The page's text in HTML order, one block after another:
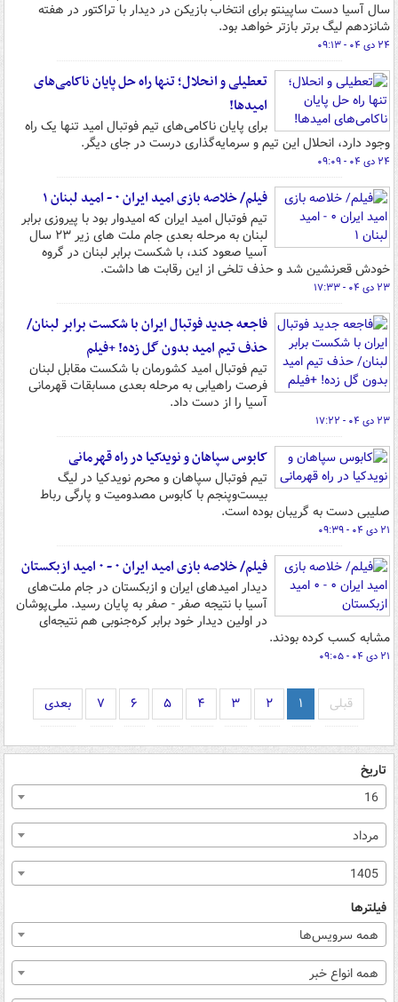
سال آسیا دست ساپینتو برای انتخاب بازیکن در دیدار با تراکتور در هفته
شانزدهم لیگ برتر بازتر خواهد بود.
۲۴ دی ۰۴ - ۰۹:۱۳
تعطیلی و انحلال؛ تنها راه حل پایان ناکامی‌های
امیدها!
برای پایان ناکامی‌های تیم فوتبال امید تنها یک راه
وجود دارد، انحلال این تیم و سرمایه‌گذاری درست در جای دیگر.
۲۴ دی ۰۴ - ۰۹:۰۹
فیلم/ خلاصه بازی امید ایران ۰ - امید لبنان ۱
تیم فوتبال امید ایران که امیدوار بود با پیروزی برابر
لبنان به مرحله بعدی جام ملت های زیر ۲۳ سال
آسیا صعود کند، با شکست برابر لبنان در گروه
خودش قعرنشین شد و حذف تلخی از این رقابت ها داشت.
۲۳ دی ۰۴ - ۱۷:۳۳
فاجعه جدید فوتبال ایران با شکست برابر لبنان/
حذف تیم امید بدون گل زده! +فیلم
تیم فوتبال امید کشورمان با شکست مقابل لبنان
فرصت راهیابی به مرحله بعدی مسابقات قهرمانی
آسیا را از دست داد.
۲۳ دی ۰۴ - ۱۷:۲۲
کابوس سپاهان و نویدکیا در راه قهرمانی
تیم فوتبال سپاهان و محرم نویدکیا در لیگ
بیست‌وپنجم با کابوس مصدومیت و پارگی رباط
صلیبی دست به گریبان بوده است.
۲۱ دی ۰۴ - ۰۹:۳۹
فیلم/ خلاصه بازی امید ایران ۰ - ۰ امید ازبکستان
دیدار امیدهای ایران و ازبکستان در جام ملت‌های
آسیا با نتیجه صفر - صفر به پایان رسید. ملی‌پوشان
در اولین دیدار خود برابر کره‌جنوبی هم نتیجه‌ای
مشابه کسب کرده بودند.
۲۱ دی ۰۴ - ۰۹:۰۵
قبلی ۱ ۲ ۳ ۴ ۵ ۶ ۷ بعدی
تاریخ
16
مرداد
1405
فیلترها
همه سرویس‌ها
همه انواع خبر